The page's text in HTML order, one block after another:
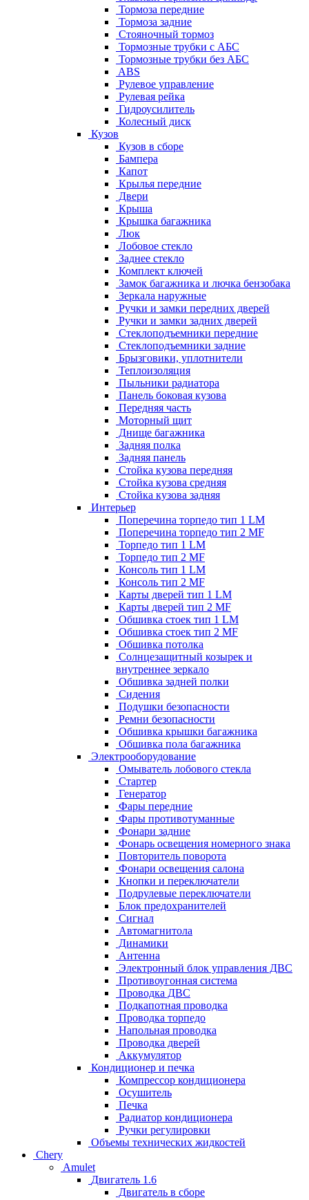
Тормоза передние
Тормоза задние
Стояночный тормоз
Тормозные трубки с АБС
Тормозные трубки без АБС
ABS
Рулевое управление
Рулевая рейка
Гидроусилитель
Колесный диск
Кузов
Кузов в сборе
Бампера
Капот
Крылья передние
Двери
Крыша
Крышка багажника
Люк
Лобовое стекло
Заднее стекло
Комплект ключей
Замок багажника и лючка бензобака
Зеркала наружные
Ручки и замки передних дверей
Ручки и замки задних дверей
Стеклоподъемники передние
Стеклоподъемники задние
Брызговики, уплотнители
Теплоизоляция
Пыльники радиатора
Панель боковая кузова
Передняя часть
Моторный щит
Днище багажника
Задняя полка
Задняя панель
Стойка кузова передняя
Стойка кузова средняя
Стойка кузова задняя
Интерьер
Поперечина торпедо тип 1 LM
Поперечина торпедо тип 2 MF
Торпедо тип 1 LM
Торпедо тип 2 MF
Консоль тип 1 LM
Консоль тип 2 MF
Карты дверей тип 1 LM
Карты дверей тип 2 MF
Обшивка стоек тип 1 LM
Обшивка стоек тип 2 MF
Обшивка потолка
Солнцезащитный козырек и
внутреннее зеркало
Обшивка задней полки
Сидения
Подушки безопасности
Ремни безопасности
Обшивка крышки багажника
Обшивка пола багажника
Электрооборудование
Омыватель лобового стекла
Стартер
Генератор
Фары передние
Фары противотуманные
Фонари задние
Фонарь освещения номерного знака
Повторитель поворота
Фонари освещения салона
Кнопки и переключатели
Подрулевые переключатели
Блок предохранителей
Сигнал
Автомагнитола
Динамики
Антенна
Электронный блок управления ДВС
Противоугонная система
Проводка ДВС
Подкапотная проводка
Проводка торпедо
Напольная проводка
Проводка дверей
Аккумулятор
Кондиционер и печка
Компрессор кондиционера
Осушитель
Печка
Радиатор кондиционера
Ручки регулировки
Объемы технических жидкостей
Chery
Amulet
Двигатель 1.6
Двигатель в сборе